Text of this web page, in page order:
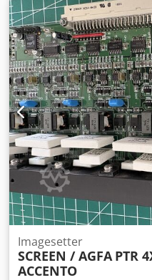
Odgovara za mnoge
AccuSet i Avantra 25 / 30
svetlom 650 - 670 nm
Imagesetter
SCREEN / AGFA PTR
ACCENTO